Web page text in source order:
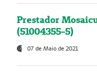
Prestador
(51004355-5)
07 de Maio de 2021